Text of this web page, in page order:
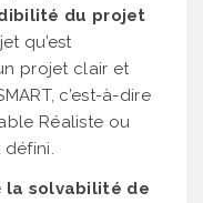
du projet
qu’est
projet clair et
c’est-à-dire
Réaliste ou
défini.
la solvabilité de